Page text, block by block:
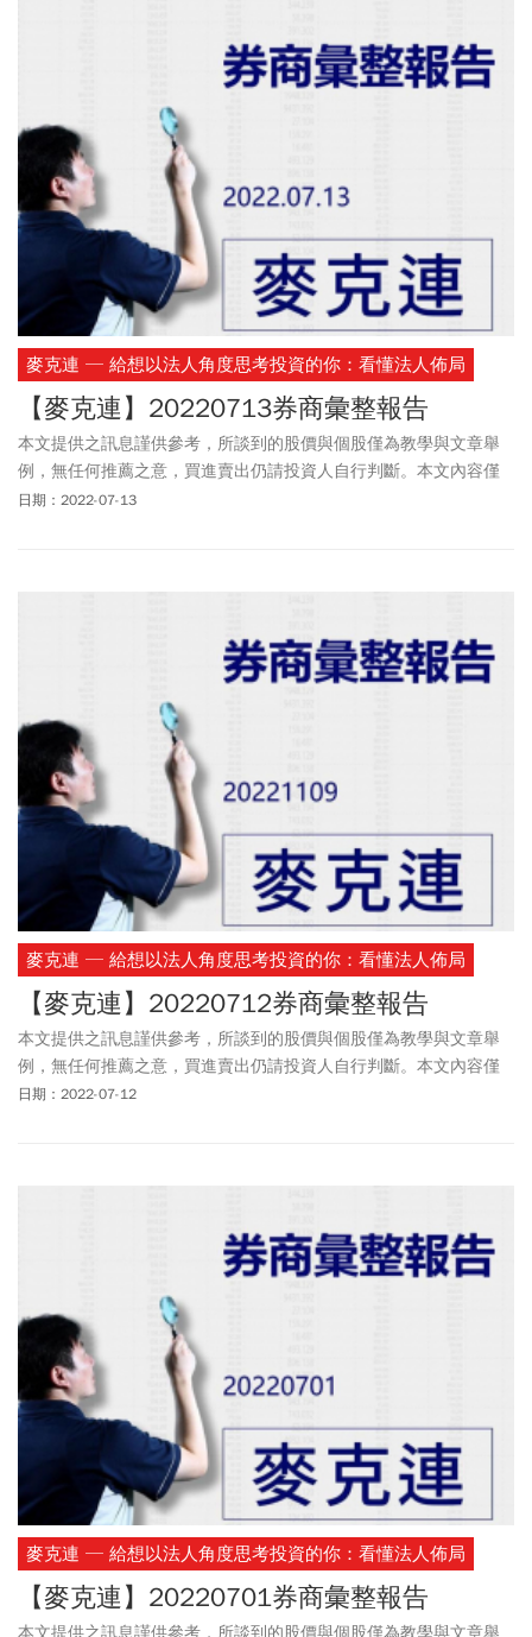
麥克連 ─ 給想以法人角度思考投資的你：看懂法人佈局
【麥克連】20220713券商彙整報告
本文提供之訊息謹供參考，所談到的股價與個股僅為教學與文章舉
例，無任何推薦之意，買進賣出仍請投資人自行判斷。本文內容僅
供訂閱戶本人使用，非經授權嚴禁任何翻印、轉載，或以任何型態
日期：2022-07-13
麥克連 ─ 給想以法人角度思考投資的你：看懂法人佈局
【麥克連】20220712券商彙整報告
本文提供之訊息謹供參考，所談到的股價與個股僅為教學與文章舉
例，無任何推薦之意，買進賣出仍請投資人自行判斷。本文內容僅
供訂閱戶本人使用，非經授權嚴禁任何翻印、轉載，或以任何型態
日期：2022-07-12
麥克連 ─ 給想以法人角度思考投資的你：看懂法人佈局
【麥克連】20220701券商彙整報告